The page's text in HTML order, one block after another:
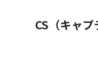
CS（キャ